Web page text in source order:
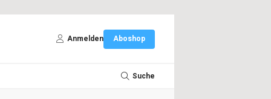
Anmelden Aboshop
Suche